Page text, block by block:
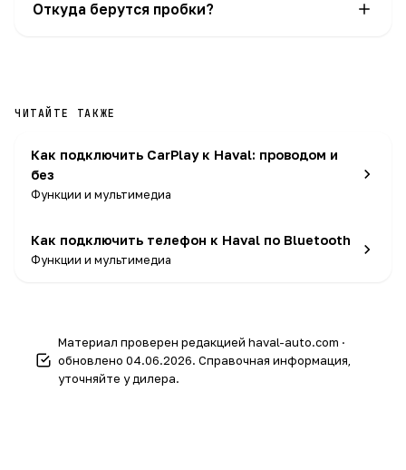
меню. Если его нет, используйте навигацию
Откуда берутся пробки?
ЧИТАЙТЕ ТАКЖЕ
Как подключить CarPlay к Haval: проводом и
без
Функции и мультимедиа
Как подключить телефон к Haval по Bluetooth
Функции и мультимедиа
Материал проверен редакцией haval-auto.com ·
обновлено 04.06.2026. Справочная информация,
уточняйте у дилера.